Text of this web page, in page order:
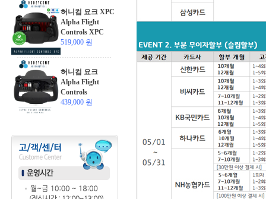
허니컴 요크 XPC
Alpha Flight
Controls XPC
519,000 원
허니컴 요크
Alpha Flight
Controls
439,000 원